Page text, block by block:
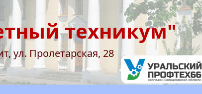
техникум"
ул. Пролетарская, 28